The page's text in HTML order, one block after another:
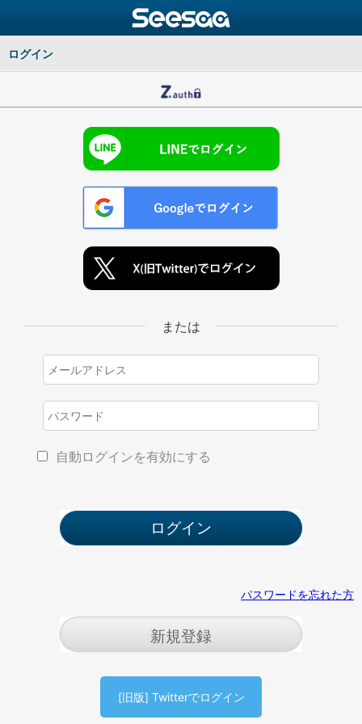
ログイン
または
自動ログインを有効にする
パスワードを忘れた方
新規登録
[旧版] Twitterでログイン